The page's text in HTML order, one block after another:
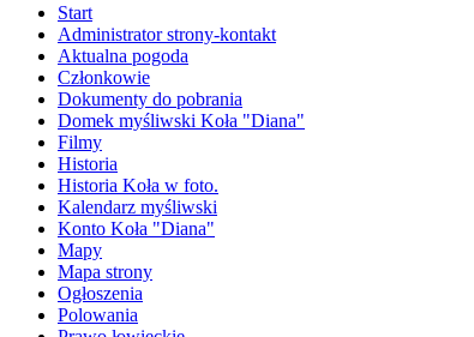
Start
Administrator strony-kontakt
Aktualna pogoda
Członkowie
Dokumenty do pobrania
Domek myśliwski Koła "Diana"
Filmy
Historia
Historia Koła w foto.
Kalendarz myśliwski
Konto Koła "Diana"
Mapy
Mapa strony
Ogłoszenia
Polowania